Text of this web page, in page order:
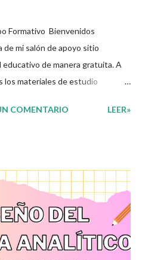
Formativo Bienvenidos
mi salón de apoyo sitio
de manera gratuita. A
los materiales de estudio
en la concepción de la Nueva
el día a día la práctica dentro del
tanto a docentes como
de trabajo acorde a sus
Agradecemos a los
ya que gracias a su
COMENTARIO LEER»